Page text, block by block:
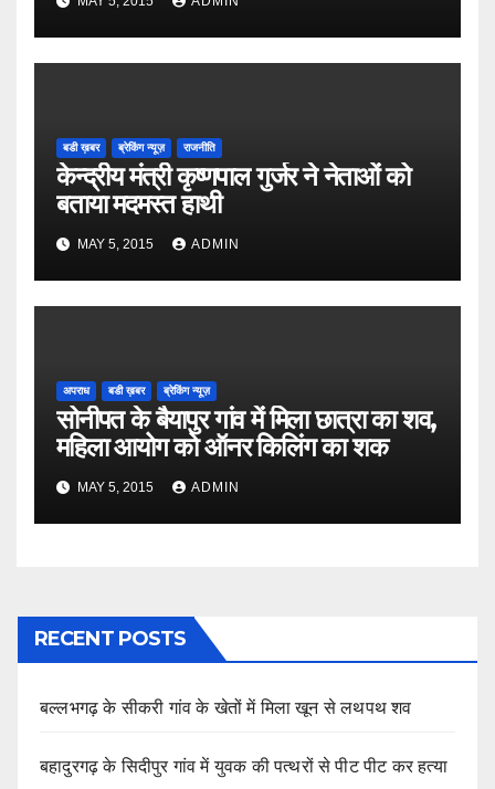
बडी ख़बर ब्रेकिंग न्यूज़ राजनीति
केन्द्रीय मंत्री कृष्णपाल गुर्जर ने नेताओं को
बताया मदमस्त हाथी
MAY 5, 2015 ADMIN
अपराध बडी ख़बर ब्रेकिंग न्यूज़
सोनीपत के बैयापुर गांव में मिला छात्रा का शव,
महिला आयोग को ऑनर किलिंग का शक
MAY 5, 2015 ADMIN
RECENT POSTS
बल्लभगढ़ के सीकरी गांव के खेतों में मिला खून से लथपथ शव
बहादुरगढ़ के सिदीपुर गांव में युवक की पत्थरों से पीट पीट कर हत्या